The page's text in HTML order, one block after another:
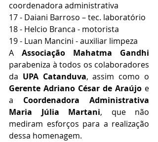
coordenadora administrativa
17 - Daiani Barroso – tec. laboratório
18 - Helcio Branca - motorista
19 - Luan Mancini - auxiliar limpeza
A Associação Mahatma Gandhi
parabeniza à todos os colaboradores
da UPA Catanduva
Gerente Adriano César de Araújo e
a Coordenadora Administrativa
Maria Júlia Martani, que não
mediram esforços para a realização
dessa homenagem.